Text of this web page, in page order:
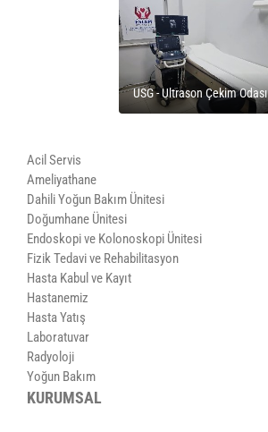
USG - Ultrason Çekim Odası
Acil Servis
Ameliyathane
Dahili Yoğun Bakım Ünitesi
Doğumhane Ünitesi
Endoskopi ve Kolonoskopi Ünitesi
Fizik Tedavi ve Rehabilitasyon
Hasta Kabul ve Kayıt
Hastanemiz
Hasta Yatış
Laboratuvar
Radyoloji
Yoğun Bakım
KURUMSAL